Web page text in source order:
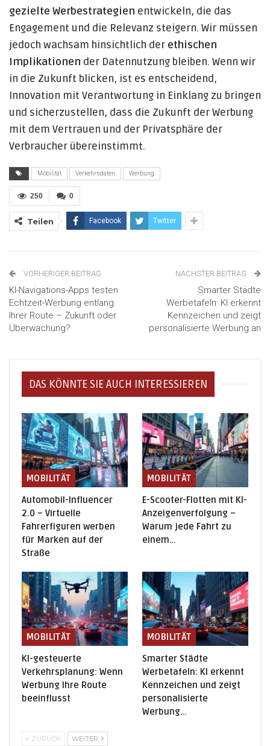
gezielte Werbestrategien entwickeln, die das
Engagement und die Relevanz steigern. Wir müssen
jedoch wachsam hinsichtlich der ethischen
Implikationen der Datennutzung bleiben. Wenn wir
in die Zukunft blicken, ist es entscheidend,
Innovation mit Verantwortung in Einklang zu bringen
und sicherzustellen, dass die Zukunft der Werbung
mit dem Vertrauen und der Privatsphäre der
Verbraucher übereinstimmt.
Mobilität Verkehrsdaten Werbung
0
250
Teilen Facebook Twitter
VORHERIGER BEITRAG
KI-Navigations-Apps testen
Echtzeit-Werbung entlang
Ihrer Route – Zukunft oder
Überwachung?
NÄCHSTER BEITRAG
Smarter Städte
Werbetafeln: KI erkennt
Kennzeichen und zeigt
personalisierte Werbung an
DAS KÖNNTE SIE AUCH INTERESSIEREN
MOBILITÄT
Automobil-Influencer
2.0 – Virtuelle
Fahrerfiguren werben
für Marken auf der
Straße
MOBILITÄT
E-Scooter-Flotten mit KI-
Anzeigenverfolgung –
Warum jede Fahrt zu
einem…
MOBILITÄT
KI-gesteuerte
Verkehrsplanung: Wenn
Werbung Ihre Route
beeinflusst
MOBILITÄT
Smarter Städte
Werbetafeln: KI erkennt
Kennzeichen und zeigt
personalisierte
Werbung…
ZURÜCK WEITER